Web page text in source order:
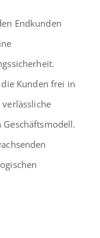
Endkunden
Kunden frei in